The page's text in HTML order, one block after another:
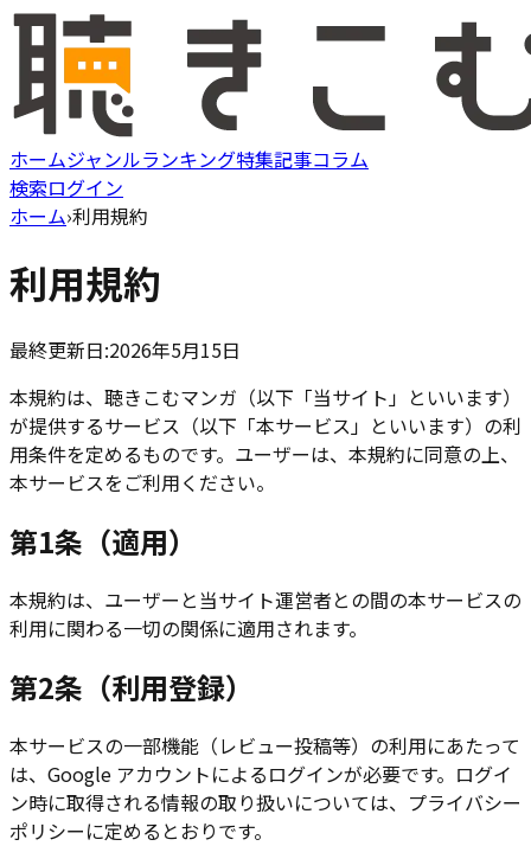
ホームジャンルランキング特集記事コラム
検索ログイン
ホーム›利用規約
利用規約
最終更新日:2026年5月15日
本規約は、聴きこむマンガ（以下「当サイト」といいます）
が提供するサービス（以下「本サービス」といいます）の利
用条件を定めるものです。ユーザーは、本規約に同意の上、
本サービスをご利用ください。
第1条（適用）
本規約は、ユーザーと当サイト運営者との間の本サービスの
利用に関わる一切の関係に適用されます。
第2条（利用登録）
本サービスの一部機能（レビュー投稿等）の利用にあたって
は、Google アカウントによるログインが必要です。ログイ
ン時に取得される情報の取り扱いについては、プライバシー
ポリシーに定めるとおりです。